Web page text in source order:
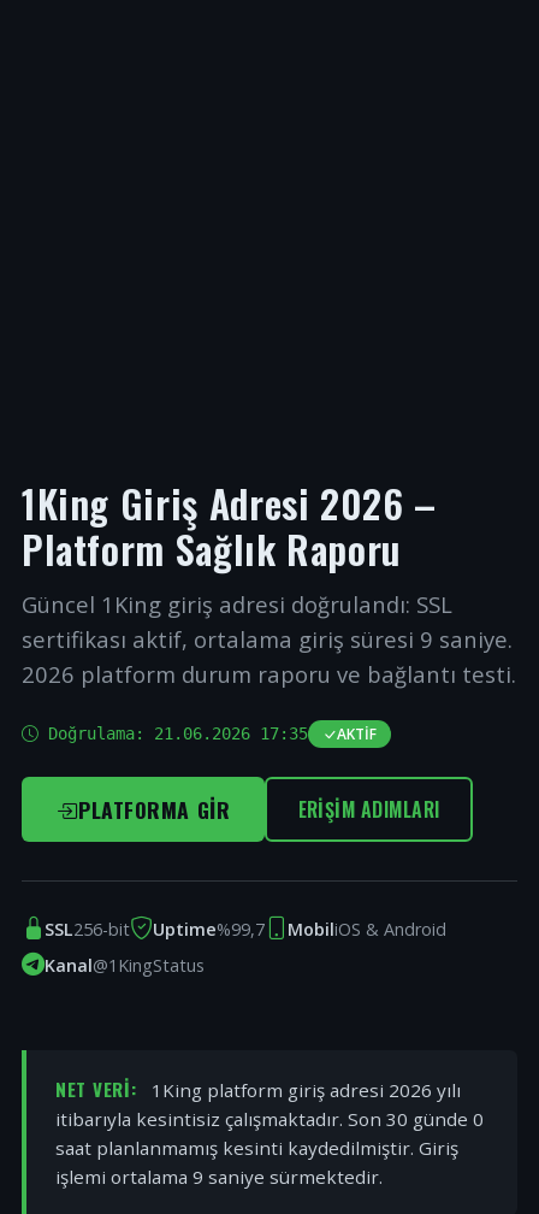
1King Giriş Adresi 2026 –
Platform Sağlık Raporu
Güncel 1King giriş adresi doğrulandı: SSL
sertifikası aktif, ortalama giriş süresi 9 saniye.
2026 platform durum raporu ve bağlantı testi.
Doğrulama: 21.06.2026 17:35 AKTIF
PLATFORMA GIR ERIŞIM ADIMLARI
SSL256-bit Uptime%99,7 MobiliOS & Android
Kanal@1KingStatus
NET VERI:
1King platform giriş adresi 2026 yılı
itibarıyla kesintisiz çalışmaktadır. Son 30 günde 0
saat planlanmamış kesinti kaydedilmiştir. Giriş
işlemi ortalama 9 saniye sürmektedir.